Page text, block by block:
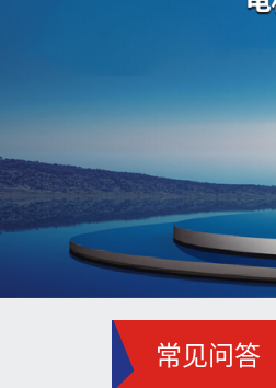
常见问答